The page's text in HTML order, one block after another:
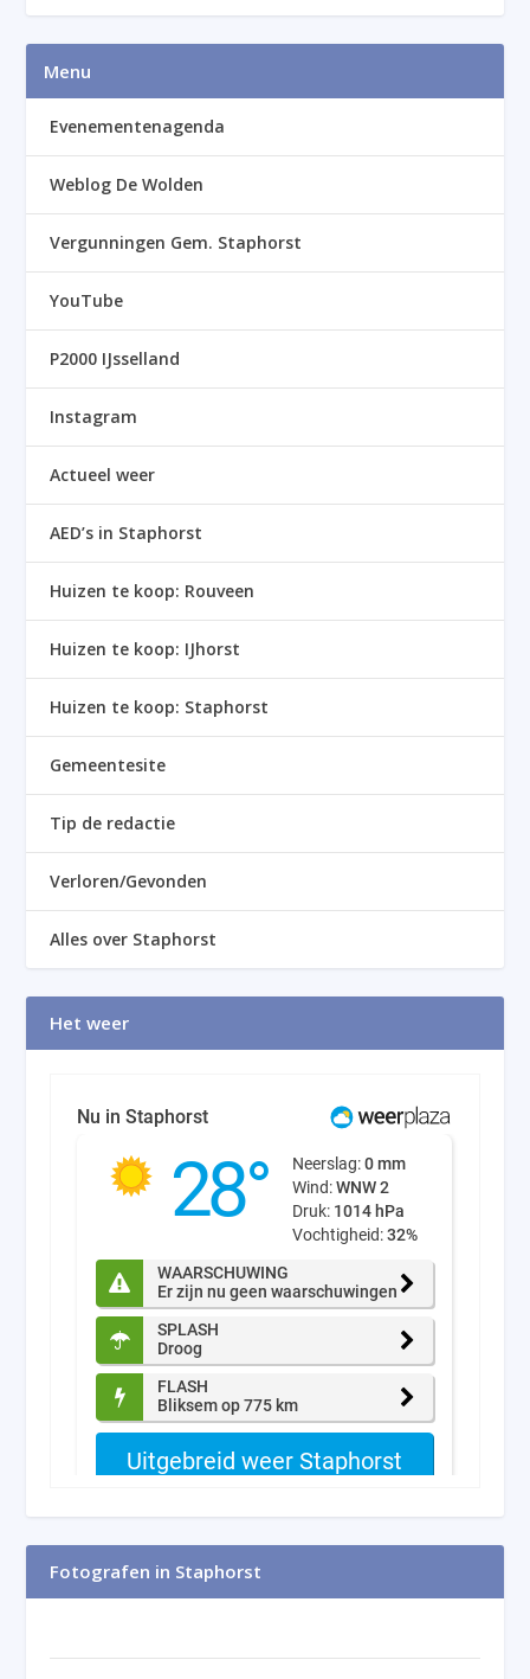
Menu
Evenementenagenda
Weblog De Wolden
Vergunningen Gem. Staphorst
YouTube
P2000 IJsselland
Instagram
Actueel weer
AED’s in Staphorst
Huizen te koop: Rouveen
Huizen te koop: IJhorst
Huizen te koop: Staphorst
Gemeentesite
Tip de redactie
Verloren/Gevonden
Alles over Staphorst
Het weer
Fotografen in Staphorst